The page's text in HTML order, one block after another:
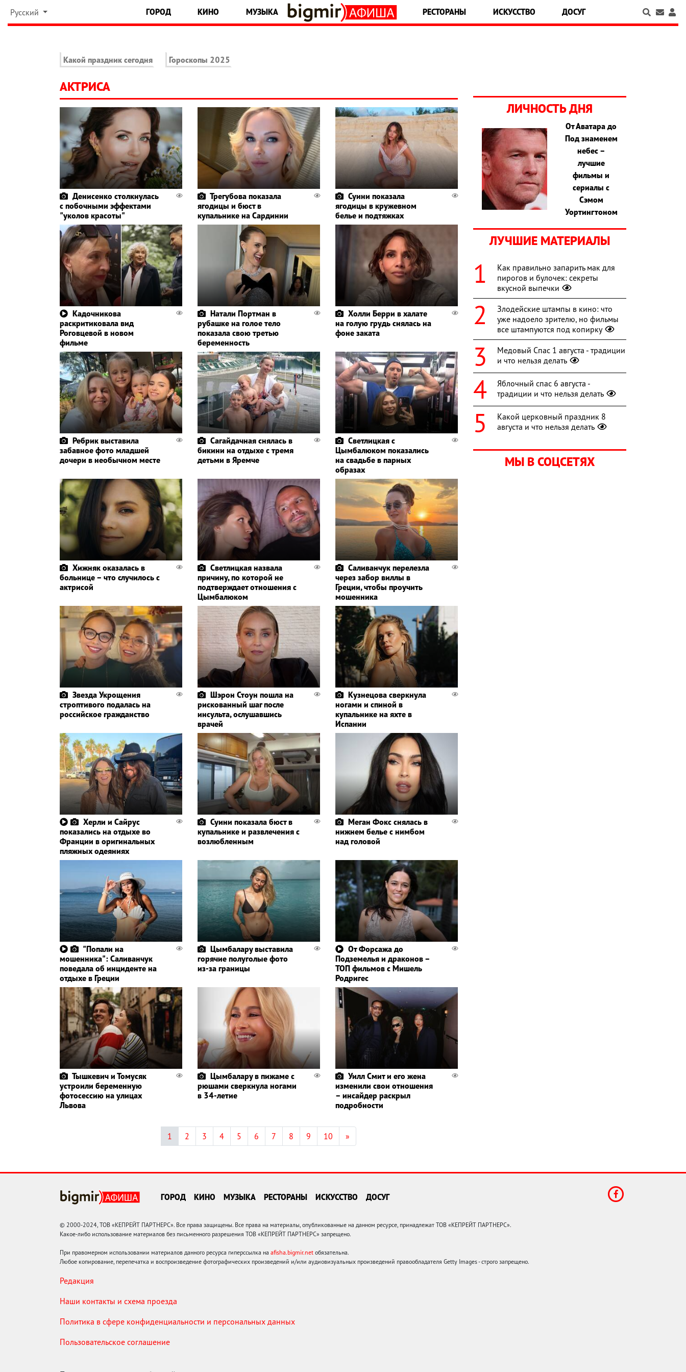
Русский ГОРОД КИНО МУЗЫКА РЕСТОРАНЫ ИСКУССТВО ДОСУГ
Какой праздник сегодня Гороскопы 2025
АКТРИСА
Денисенко столкнулась
с побочными эффектами
"уколов красоты"
Трегубова показала
ягодицы и бюст в
купальнике на Сардинии
Суини показала
ягодицы в кружевном
белье и подтяжках
Кадочникова
раскритиковала вид
Роговцевой в новом
фильме
Натали Портман в
рубашке на голое тело
показала свою третью
беременность
Холли Берри в халате
на голую грудь снялась на
фоне заката
Ребрик выставила
забавное фото младшей
дочери в необычном месте
Сагайдачная снялась в
бикини на отдыхе с тремя
детьми в Яремче
Светлицкая с
Цымбалюком показались
на свадьбе в парных
образах
Хижняк оказалась в
больнице – что случилось с
актрисой
Светлицкая назвала
причину, по которой не
подтверждает отношения с
Цымбалюком
Саливанчук перелезла
через забор виллы в
Греции, чтобы проучить
мошенника
Звезда Укрощения
строптивого подалась на
российское гражданство
Шэрон Стоун пошла на
рискованный шаг после
инсульта, ослушавшись
врачей
Кузнецова сверкнула
ногами и спиной в
купальнике на яхте в
Испании
Херли и Сайрус
показались на отдыхе во
Франции в оригинальных
пляжных одеяниях
Суини показала бюст в
купальнике и развлечения с
возлюбленным
Меган Фокс снялась в
нижнем белье с нимбом
над головой
"Попали на
мошенника": Саливанчук
поведала об инциденте на
отдыхе в Греции
Цымбалару выставила
горячие полуголые фото
из-за границы
От Форсажа до
Подземелья и драконов –
ТОП фильмов с Мишель
Родригес
Тышкевич и Томусяк
устроили беременную
фотосессию на улицах
Львова
Цымбалару в пижаме с
рюшами сверкнула ногами
в 34-летие
Уилл Смит и его жена
изменили свои отношения
– инсайдер раскрыл
подробности
1 2 3 4 5 6 7 8 9 10 »
ЛИЧНОСТЬ ДНЯ
От Аватара до
Под знаменем
небес –
лучшие
фильмы и
сериалы с
Сэмом
Уортингтоном
ЛУЧШИЕ МАТЕРИАЛЫ
Как правильно запарить мак для
пирогов и булочек: секреты
вкусной выпечки
Злодейские штампы в кино: что
уже надоело зрителю, но фильмы
все штампуются под копирку
Медовый Спас 1 августа - традиции
и что нельзя делать
Яблочный спас 6 августа -
традиции и что нельзя делать
Какой церковный праздник 8
августа и что нельзя делать
МЫ В СОЦСЕТЯХ
ГОРОД КИНО МУЗЫКА РЕСТОРАНЫ ИСКУССТВО ДОСУГ
© 2000-2024, ТОВ «КЕПРЕЙТ ПАРТНЕРС». Все права защищены. Все права на материалы, опубликованные на данном ресурсе, принадлежат ТОВ «КЕПРЕЙТ ПАРТНЕРС».
Какое-либо использование материалов без письменного разрешения ТОВ «КЕПРЕЙТ ПАРТНЕРС» запрещено.
При правомерном использовании материалов данного ресурса гиперссылка на afisha.bigmir.net обязательна.
Любое копирование, перепечатка и воспроизведение фотографических произведений и/или аудиовизуальных произведений правообладателя Getty Images - строго запрещено.
Редакция
Наши контакты и схема проезда
Политика в сфере конфиденциальности и персональных данных
Пользовательское соглашение